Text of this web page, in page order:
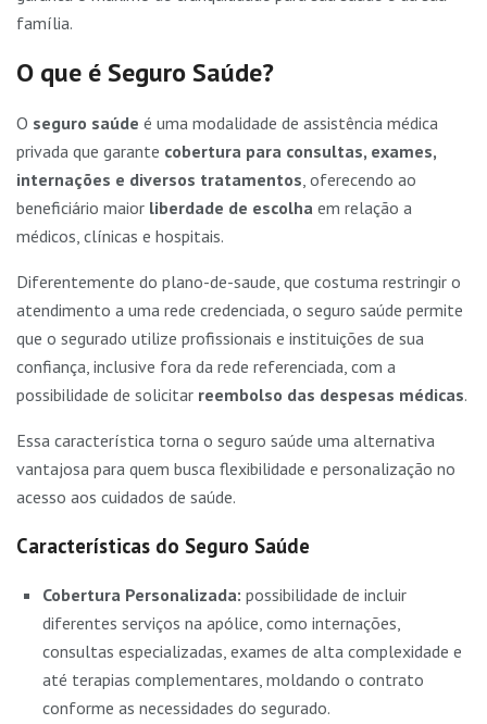
família.
O que é Seguro Saúde?
O seguro saúde é uma modalidade de assistência médica
privada que garante cobertura para consultas, exames,
internações e diversos tratamentos, oferecendo ao
beneficiário maior liberdade de escolha em relação a
médicos, clínicas e hospitais.
Diferentemente do plano-de-saude, que costuma restringir o
atendimento a uma rede credenciada, o seguro saúde permite
que o segurado utilize profissionais e instituições de sua
confiança, inclusive fora da rede referenciada, com a
possibilidade de solicitar reembolso das despesas médicas.
Essa característica torna o seguro saúde uma alternativa
vantajosa para quem busca flexibilidade e personalização no
acesso aos cuidados de saúde.
Características do Seguro Saúde
Cobertura Personalizada: possibilidade de incluir
diferentes serviços na apólice, como internações,
consultas especializadas, exames de alta complexidade e
até terapias complementares, moldando o contrato
conforme as necessidades do segurado.